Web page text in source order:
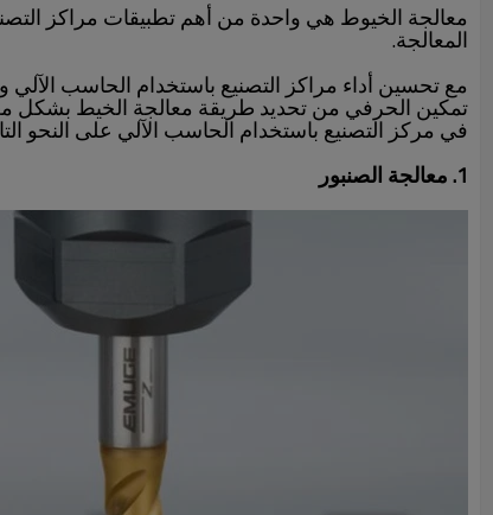
معالجة الخيوط هي واحدة من أهم تطبيقات مراكز
المعالجة.
مع تحسين أداء مراكز التصنيع باستخدام الحاسب
تمكين الحرفي من تحديد طريقة معالجة الخيط بشكل
في مركز التصنيع باستخدام الحاسب الآلي على النحو
1. معالجة الصنبور